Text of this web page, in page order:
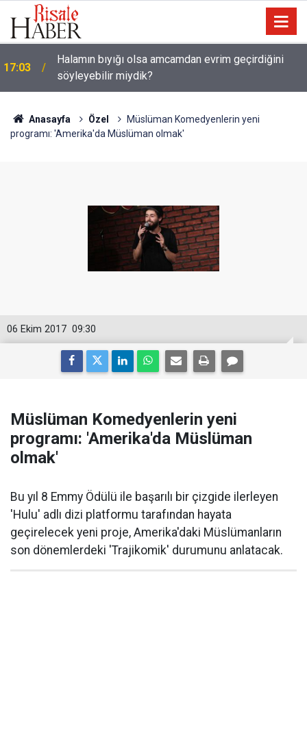
17:03
Halamın bıyığı olsa amcamdan evrim geçirdiğini
söyleyebilir miydik?
16:05
Güneş Tutulması 12 Ağustos'ta: Türkiye'den
görülecek mi?
Anasayfa Özel
Müslüman Komedyenlerin yeni
programı: 'Amerika'da Müslüman olmak'
09:30
06 Ekim 2017
Müslüman Komedyenlerin yeni
programı: 'Amerika'da Müslüman
olmak'
Bu yıl 8 Emmy Ödülü ile başarılı bir çizgide ilerleyen
'Hulu' adlı dizi platformu tarafından hayata
geçirelecek yeni proje, Amerika'daki Müslümanların
son dönemlerdeki 'Trajikomik' durumunu anlatacak.